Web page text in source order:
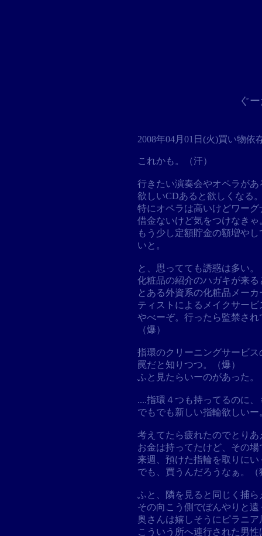
ぐ
2008年04月01日(火)買い物依
これかも。（汗）
行きたい演奏会やオペラが
欲しいCDあると欲しくなる
特にオペラは高いけどワー
借金ないけど気をつけなきゃ
もう少し定額貯金の額増や
いと。
と、思ってても誘惑は多い。
化粧品の紹介のハガキが来
とある外資系の化粧品メー
ティストによるメイクサー
やべーぞ。行ったら監禁さ
（爆）
指環のクリーニングサービ
罠だと知りつつ。（爆）
ふと見たらいーのがあった。
....指環４つも持ってるのに
でもでも新しい指輪欲しいー
考えてたら疲れたのでとり
お金は持ってたけど、その
来週、預けた指輪を取りに
でも、買うんだろうなぁ。
ふと、隣を見ると同じく捕
その向こう側でぼんやりと
奥さんは嬉しそうにピラニ
こういう所へ連行された男